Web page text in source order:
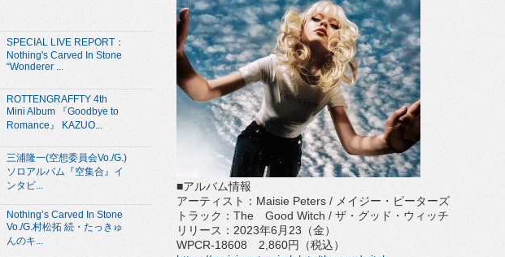
■アルバム情報
アーティスト： Maisie Peters / メイジー・ ピーターズ
トラック： The Good Witch / ザ・グッド・ウィッチ
リリース： 2023年6月 23 （金）
WPCR-18608
2,860円（税込）
SPECIAL LIVE REPORT：
Nothing's Carved In Stone
“Wonderer ...
ROTTENGRAFFTY 4th
Mini Album 『Goodbye to
Romance』 KAZUO...
三浦隆一(空想委員会Vo./G.)
ソロアルバム『空集合』イ
ンタビ...
Nothing’s Carved In Stone
Vo./G.村松拓 続・たっきゅ
んのキ...